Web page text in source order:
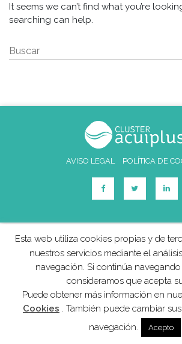
It seems we can’t find what you’re
searching can help.
Buscar
AVISO LEGAL POLÍTICA DE
Esta web utiliza cookies propias y de
nuestros servicios mediante el
navegación. Si continúa
consideramos que acepta
Puede obtener más información en
Cookies . También puede cambiar
navegación.
Acepto